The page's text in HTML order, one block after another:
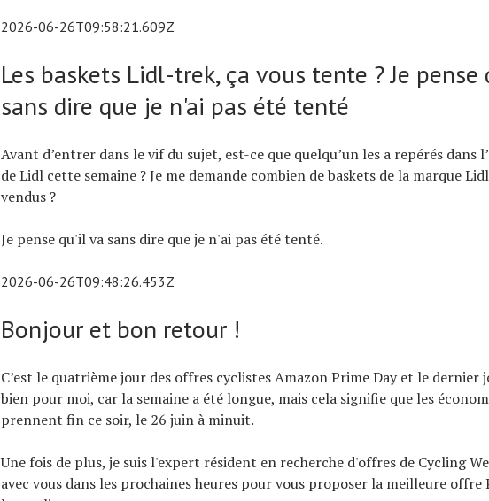
2026-06-26T09:58:21.609Z
Les baskets Lidl-trek, ça vous tente ? Je
sans dire que je n'ai pas été tenté
Avant d’entrer dans le vif du sujet, est-ce que quelqu’un les a repérés dans
de Lidl cette semaine ? Je me demande combien de baskets de la marque
vendus ?
Je pense qu'il va sans dire que je n'ai pas été tenté.
2026-06-26T09:48:26.453Z
Bonjour et bon retour !
C’est le quatrième jour des offres cyclistes Amazon Prime Day et le dernier
bien pour moi, car la semaine a été longue, mais cela signifie que les
prennent fin ce soir, le 26 juin à minuit.
Une fois de plus, je suis l'expert résident en recherche d'offres de Cycling
avec vous dans les prochaines heures pour vous proposer la meilleure offre